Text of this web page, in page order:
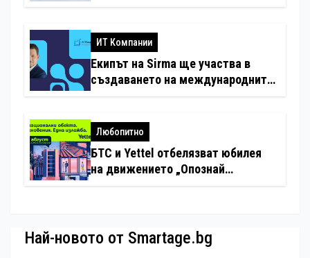
ИТ Компании
Екипът на Sirma ще участва в
създаването на международните
хотелиерството
Любопитно
БТС и Yettel отбелязват юбилея
на движението „Опознай
Най-новото от Smartage.bg